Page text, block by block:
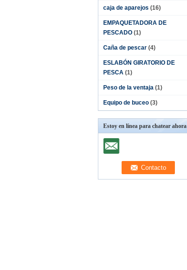
caja de aparejos (16)
EMPAQUETADORA DE
PESCADO (1)
Caña de pescar (4)
ESLABÓN GIRATORIO DE
PESCA (1)
Peso de la ventaja (1)
Equipo de buceo (3)
Estoy en línea para chatear ahora